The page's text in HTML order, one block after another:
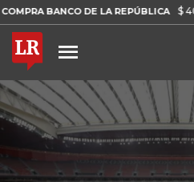
DE LA REPÚBLICA $ 408.498,97